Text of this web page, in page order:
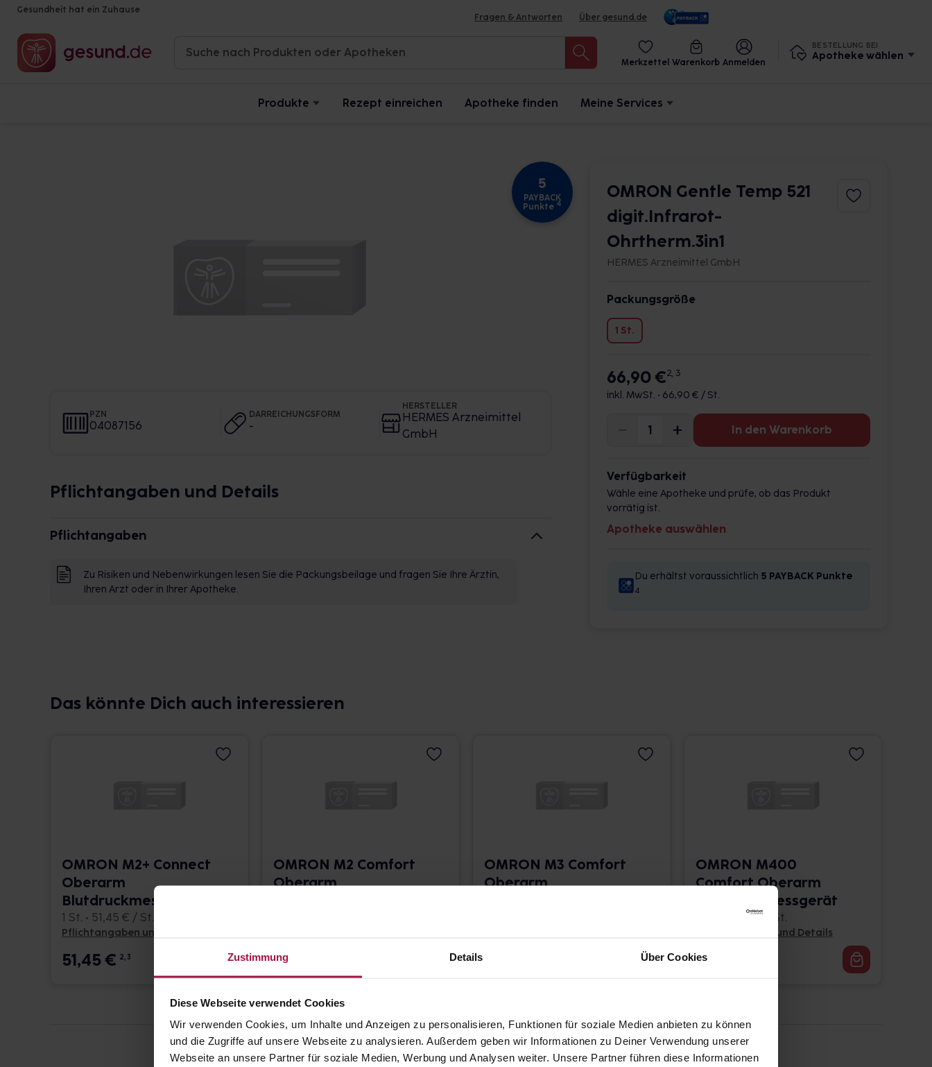
Zustimmung Details Über Cookies
Diese Webseite verwendet Cookies
Wir verwenden Cookies, um Inhalte und Anzeigen zu personalisieren, Funktionen für soziale Medien anbieten zu können
und die Zugriffe auf unsere Webseite zu analysieren. Außerdem geben wir Informationen zu Deiner Verwendung unserer
Webseite an unsere Partner für soziale Medien, Werbung und Analysen weiter. Unsere Partner führen diese Informationen
Gesundheit hat ein Zuhause
Fragen & Antworten Über gesund.de
Merkzettel Warenkorb Anmelden
BESTELLUNG BEI
Apotheke wählen
Produkte Rezept einreichen Apotheke finden Meine Services
5
PAYBACK
Punkte 4
PZN
04087156
DARREICHUNGSFORM
-
HERSTELLER
HERMES Arzneimittel
GmbH
Pflichtangaben und Details
Pflichtangaben
Zu Risiken und Nebenwirkungen lesen Sie die Packungsbeilage und fragen Sie Ihre Ärztin,
Ihren Arzt oder in Ihrer Apotheke.
OMRON Gentle Temp 521
digit.Infrarot-
Ohrtherm.3in1
HERMES Arzneimittel GmbH
Packungsgröße
1 St.
66,90 €2, 3
inkl. MwSt. • 66,90 € / St.
In den Warenkorb
Verfügbarkeit
Wähle eine Apotheke und prüfe, ob das Produkt
vorrätig ist.
Apotheke auswählen
Du erhältst voraussichtlich 5 PAYBACK Punkte
4
Das könnte Dich auch interessieren
OMRON M2+ Connect
Oberarm
Blutdruckmessgerät
1 St. • 51,45 € / St.
Pflichtangaben und Details
51,45€ 2, 3
OMRON M2 Comfort
Oberarm
39,95
OMRON M3 Comfort
Oberarm
OMRON M400
Comfort Oberarm
Blutdruckmessgerät
1 St. • 71,45 € / St.
Pflichtangaben und Details
71,45